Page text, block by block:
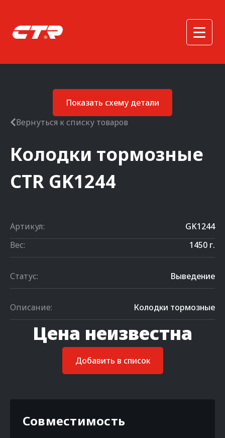
Показать схему детали
Вернуться к списку товаров
Колодки тормозные
CTR GK1244
Артикул:
GK1244
Вес:
1450 г.
Статус: Выведение
Описание: Колодки тормозные
Цена неизвестна
Добавить в список
Совместимость